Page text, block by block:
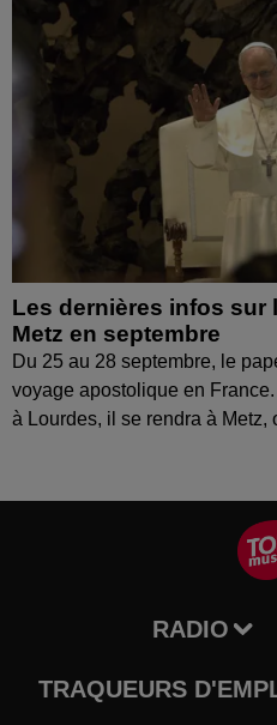
Les dernières infos sur
Metz en septembre
Du 25 au 28 septembre, le
voyage apostolique en
à Lourdes, il se rendra à Metz,
RADIO
TRAQUEURS